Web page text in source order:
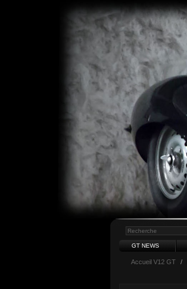
GT NEWS
Accueil V12 GT /